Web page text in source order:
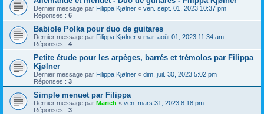
Dernier message par Filippa Kjølner « ven. sept. 01, 2023 10:37 pm
Réponses : 6
Babiole Polka pour duo de guitares
Dernier message par Filippa Kjølner « mar. août 01, 2023 11:34 am
Réponses : 4
Petite étude pour les arpèges, barrés et trémolos par Filippa
Kjølner
Dernier message par Filippa Kjølner « dim. juil. 30, 2023 5:02 pm
Réponses : 3
Simple menuet par Filippa
Dernier message par Marieh « ven. mars 31, 2023 8:18 pm
Réponses : 3